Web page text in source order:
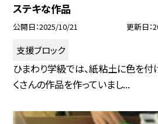
ステキな作品
公開日 2025/10/21 更新日
支援ブロック
ひまわり学級では、紙粘土に色を付
くさんの作品を作っていまし...